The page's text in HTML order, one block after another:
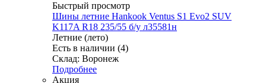
Быстрый просмотр
Шины летние Hankook Ventus S1 Evo2 SUV
K117A R18 235/55 б/у л35581н
Летние (лето)
Есть в наличии (4)
Склад: Воронеж
Подробнее
Акция